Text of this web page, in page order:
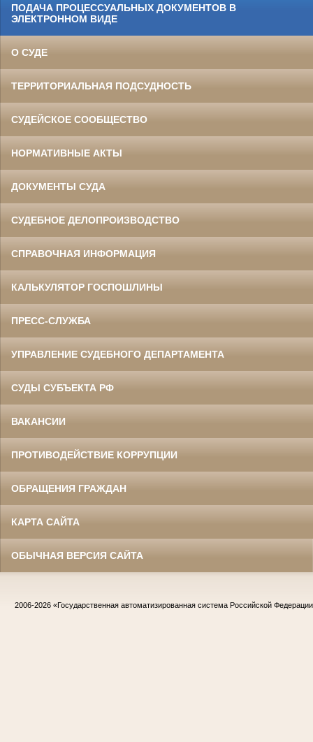
ПОДАЧА ПРОЦЕССУАЛЬНЫХ ДОКУМЕНТОВ В
ЭЛЕКТРОННОМ ВИДЕ
О СУДЕ
ТЕРРИТОРИАЛЬНАЯ ПОДСУДНОСТЬ
СУДЕЙСКОЕ СООБЩЕСТВО
НОРМАТИВНЫЕ АКТЫ
ДОКУМЕНТЫ СУДА
СУДЕБНОЕ ДЕЛОПРОИЗВОДСТВО
СПРАВОЧНАЯ ИНФОРМАЦИЯ
КАЛЬКУЛЯТОР ГОСПОШЛИНЫ
ПРЕСС-СЛУЖБА
УПРАВЛЕНИЕ СУДЕБНОГО ДЕПАРТАМЕНТА
СУДЫ СУБЪЕКТА РФ
ВАКАНСИИ
ПРОТИВОДЕЙСТВИЕ КОРРУПЦИИ
ОБРАЩЕНИЯ ГРАЖДАН
КАРТА САЙТА
ОБЫЧНАЯ ВЕРСИЯ САЙТА
2006-2026 «Государственная автоматизированная система Российской